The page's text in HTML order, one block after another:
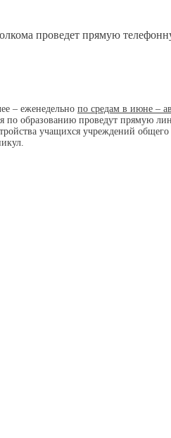
проведет прямую
– еженедельно по средам в июне –
по образованию проведут прямую
учащихся учреждений общего